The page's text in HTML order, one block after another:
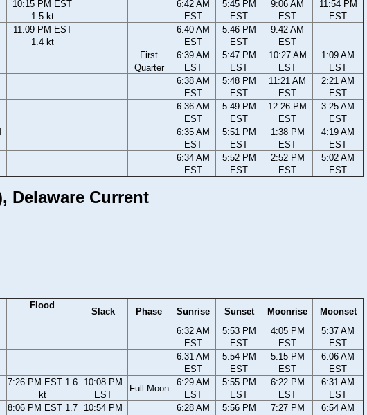
10:15 PM EST
1.5 kt
6:42 AM
EST
5:45 PM
EST
9:06 AM
EST
11:54 PM
EST
11:09 PM EST
1.4 kt
6:40 AM
EST
5:46 PM
EST
9:42 AM
EST
First
Quarter
6:39 AM
EST
5:47 PM
EST
10:27 AM
EST
1:09 AM
EST
6:38 AM
EST
5:48 PM
EST
11:21 AM
EST
2:21 AM
EST
6:36 AM
EST
5:49 PM
EST
12:26 PM
EST
3:25 AM
EST
6:35 AM
EST
5:51 PM
EST
1:38 PM
EST
4:19 AM
EST
6:34 AM
EST
5:52 PM
EST
2:52 PM
EST
5:02 AM
EST
Delaware Current
Flood
Slack Phase Sunrise Sunset Moonrise
Moonset
6:32 AM
EST
5:53 PM
EST
4:05 PM
EST
5:37 AM
EST
6:31 AM
EST
5:54 PM
EST
5:15 PM
EST
6:06 AM
EST
7:26 PM EST 1.6
kt
10:08 PM
EST
Full Moon
6:29 AM
EST
5:55 PM
EST
6:22 PM
EST
6:31 AM
EST
8:06 PM EST 1.7
10:54 PM
6:28 AM
5:56 PM
7:27 PM
6:54 AM